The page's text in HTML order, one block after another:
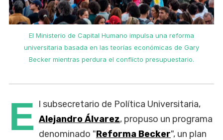
El Ministerio de Capital Humano impulsa una reforma
universitaria basada en las teorías económicas de Gary
Becker mientras perdura el conflicto presupuestario.
E l subsecretario de Política Universitaria,
Alejandro Álvarez, propuso un programa
denominado "Reforma Becker", un plan